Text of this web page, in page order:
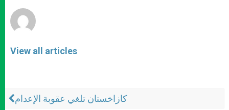
View all articles
كازاخستان تلغي عقوبة الإعدام